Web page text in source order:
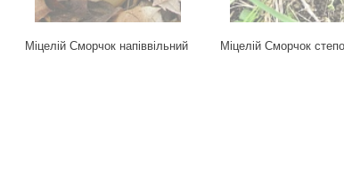
Міцелій Сморчок напіввільний Міцелій Сморчок